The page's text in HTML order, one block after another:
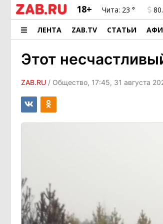
18+ Чита: 23 °
ЛЕНТА ZAB.TV СТАТЬИ
Этот
ZAB.RU / Общество, 17:45, 31 августа